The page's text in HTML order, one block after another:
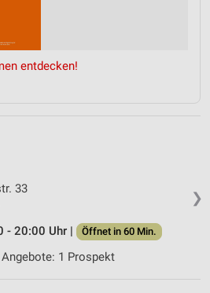
entdecken!
❯
33
- 20:00 Uhr |
Öffnet in 60 Min.
Angebote: 1 Prospekt